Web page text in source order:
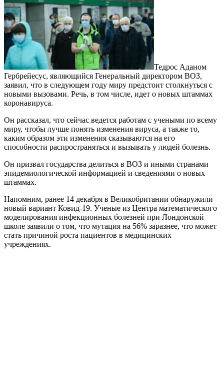
Тедрос Аданом
Гербрейесус, являющийся Генеральный директором ВОЗ,
заявил, что в следующем году миру предстоит столкнуться с
новыми вызовами. Речь, в том числе, идет о новых штаммах
коронавируса.
Он рассказал, что сейчас ведется работам с учеными по всему
миру, чтобы лучше понять изменения вируса, а также то,
каким образом эти изменения сказываются на его
способности распространяться и вызывать у людей болезнь.
Он призвал государства делиться в ВОЗ и иными странами
эпидемиологической информацией и сведениями о новых
штаммах.
Напомним, ранее 14 декабря в Великобритании обнаружили
новый вариант Ковид-19. Ученые из Центра математического
моделирования инфекционных болезней при Лондонской
школе заявили о том, что мутация на 56% заразнее, что может
стать причиной роста пациентов в медицинских
учреждениях.